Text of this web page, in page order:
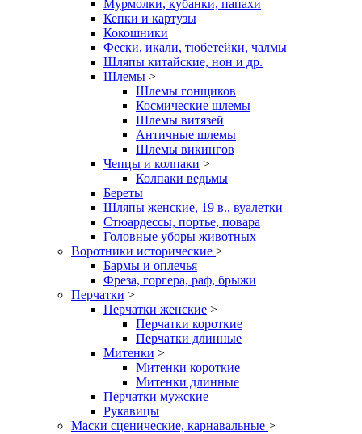
Мурмолки, кубанки, папахи
Кепки и картузы
Кокошники
Фески, икали, тюбетейки, чалмы
Шляпы китайские, нон и др.
Шлемы >
Шлемы гонщиков
Космические шлемы
Шлемы витязей
Античные шлемы
Шлемы викингов
Чепцы и колпаки >
Колпаки ведьмы
Береты
Шляпы женские, 19 в., вуалетки
Стюардессы, портье, повара
Головные уборы животных
Воротники исторические >
Бармы и оплечья
Фреза, горгера, раф, брыжи
Перчатки >
Перчатки женские >
Перчатки короткие
Перчатки длинные
Митенки >
Митенки короткие
Митенки длинные
Перчатки мужские
Рукавицы
Маски сценические, карнавальные >